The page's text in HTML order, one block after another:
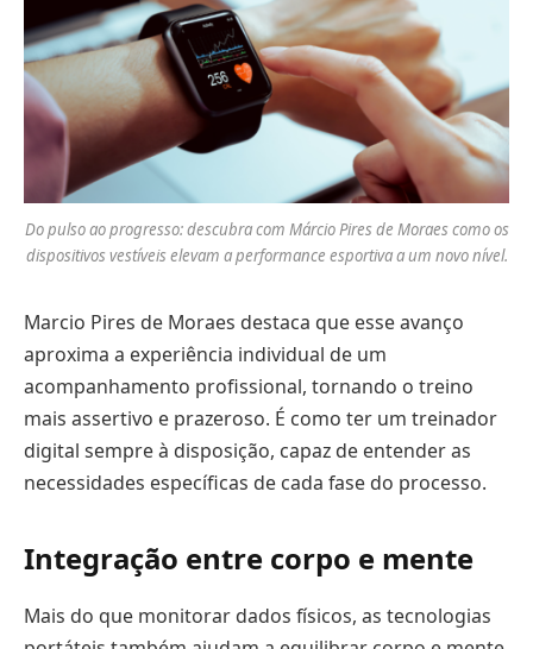
Do pulso ao progresso: descubra com Márcio Pires de Moraes como os
dispositivos vestíveis elevam a performance esportiva a um novo nível.
Marcio Pires de Moraes destaca que esse avanço
aproxima a experiência individual de um
acompanhamento profissional, tornando o treino
mais assertivo e prazeroso. É como ter um treinador
digital sempre à disposição, capaz de entender as
necessidades específicas de cada fase do processo.
Integração entre corpo e mente
Mais do que monitorar dados físicos, as tecnologias